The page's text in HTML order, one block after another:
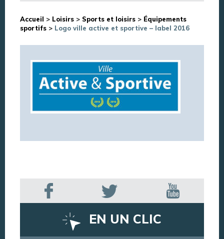
Accueil > Loisirs > Sports et loisirs > Équipements
sportifs > Logo ville active et sportive – label 2016
EN UN CLIC